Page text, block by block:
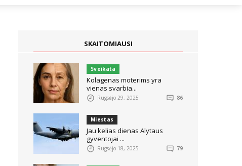
SKAITOMIAUSI
Sveikata
Kolagenas moterims yra
vienas svarbia...
Rugsėjo 29, 2025 86
Miestas
Jau kelias dienas Alytaus
gyventojai ...
Rugsėjo 18, 2025 79